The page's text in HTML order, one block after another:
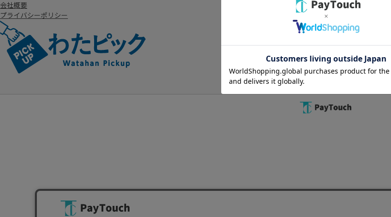
会社概要
プライバシーポリシー
Copyright 2022 Watahan Homeaid Co., Ltd.
Powered by Watahan Partners Co., Ltd.